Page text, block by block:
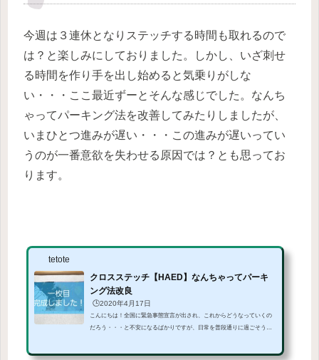
今週は３連休となりステッチする時間も取れるので
は？と楽しみにしておりました。しかし、いざ刺せ
る時間を作り手を出し始めると気乗りがしな
い・・・ここ最近ずーとそんな感じでした。なんち
ゃってパーキング法を改善してみたりしましたが、
いまひとつ進みが遅い・・・この進みが遅いってい
うのが一番意欲を失わせる原因では？とも思ってお
ります。
tetote
クロスステッチ【HAED】なんちゃってパーキ
ング法改良
🕒️2020年4月17日
こんにちは！全国に緊急事態宣言が出され、これからどうなっていくの
だろう・・・と不安になるばかりですが、日常を普段通りに過ごそう